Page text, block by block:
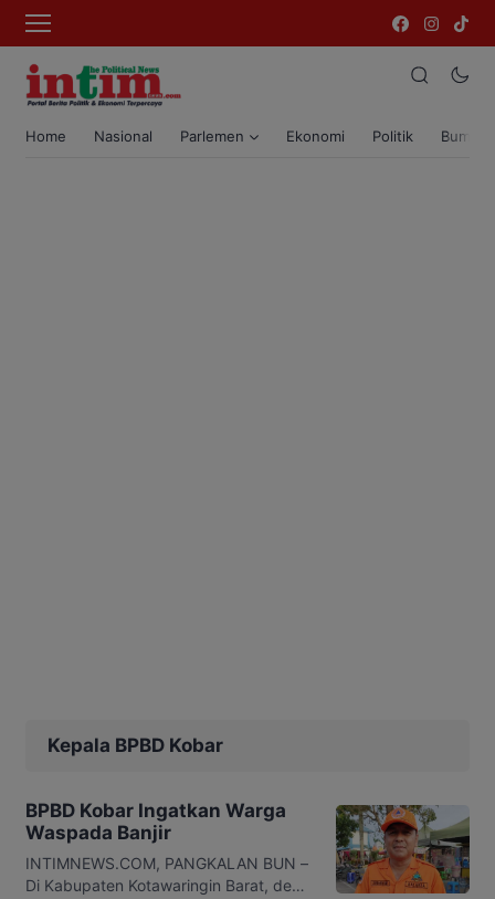
Home Nasional Parlemen Ekonomi Politik Bumi
Kepala BPBD Kobar
BPBD Kobar Ingatkan Warga
Waspada Banjir
INTIMNEWS.COM, PANGKALAN BUN –
Di Kabupaten Kotawaringin Barat, debit